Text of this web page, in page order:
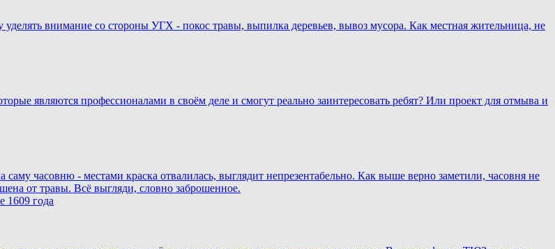
внимание со стороны УГХ - покос травы, выпилка деревьев, вывоз мусора. Как местная жительница, не
являются профессионалами в своём деле и смогут реально заинтересовать ребят? Или проект для отмыва и
часовню - местами краска отвалилась, выглядит непрезентабельно. Как выше верно заметили, часовня не
от травы. Всё выгляди, словно заброшенное.
1609 года